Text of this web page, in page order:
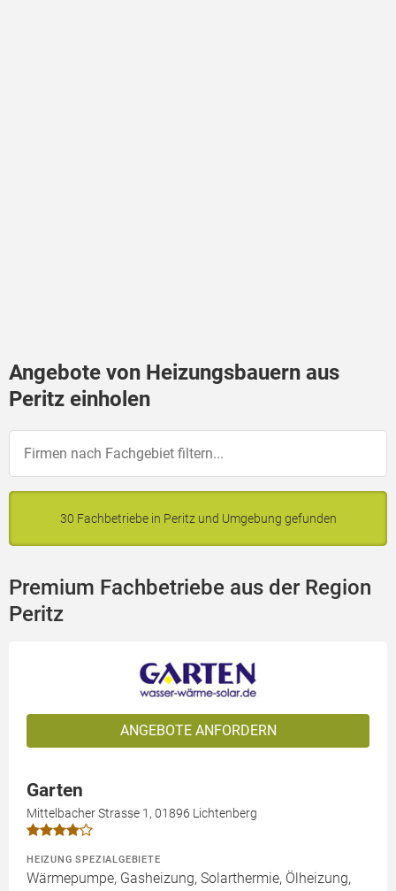
Angebote von Heizungsbauern aus
Peritz einholen
30 Fachbetriebe in Peritz und Umgebung gefunden
Premium Fachbetriebe aus der Region
Peritz
ANGEBOTE ANFORDERN
Garten
Mittelbacher Strasse 1, 01896 Lichtenberg
HEIZUNG SPEZIALGEBIETE
Wärmepumpe, Gasheizung, Solarthermie, Ölheizung,